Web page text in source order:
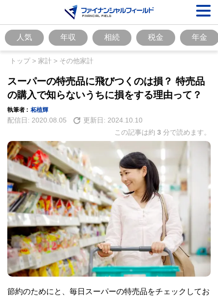
人気 年収 相続 税金 年金
トップ> 家計 > その他家計
スーパーの特売品に飛びつくのは損？ 特売品
の購入で知らないうちに損をする理由って？
執筆者 : 柘植輝
配信日: 2020.08.05 更新日: 2024.10.10
この記事は約 3 分で読めます。
節約のためにと、毎日スーパーの特売品をチェックしてお